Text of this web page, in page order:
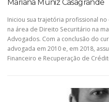
Mariana Muniz Casagrande
Iniciou sua trajetória profissional
na área de Direito Securitário na
Advogados. Com a conclusão do
advogada em 2010 e, em 2018,
Financeiro e Recuperação de